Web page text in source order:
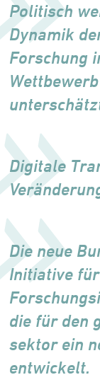
Politisch
Dynamik
Forschung
Digitale
Die neue
Initiative
die für den
sektor ein
entwickelt.